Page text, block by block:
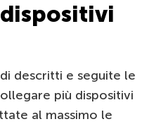
descritti e seguite le
più dispositivi
al massimo le